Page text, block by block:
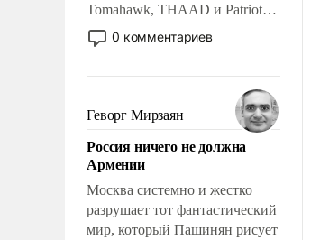
Tomahawk, THAAD и Patriot
США потребуется более трех
лет. Даже небольшая война с
Сложившаяся ситуация
означает многолетний период
уязвимости США, например,
перед Китаем.
0 комментариев
Геворг Мирзаян
Россия ничего не должна
Армении
Москва системно и жестко
разрушает тот фантастический
мир, который Пашинян рисует